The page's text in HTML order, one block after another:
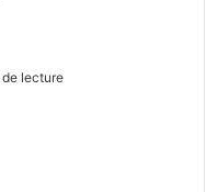
de lecture